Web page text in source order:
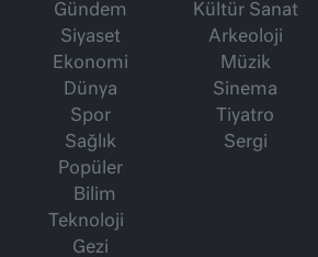
Gündem
Siyaset
Ekonomi
Dünya
Spor
Sağlık
Popüler
Bilim
Teknoloji
Gezi
Kültür Sanat
Arkeoloji
Müzik
Sinema
Tiyatro
Sergi